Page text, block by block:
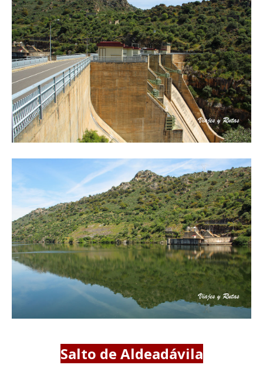
Salto de Aldeadávila